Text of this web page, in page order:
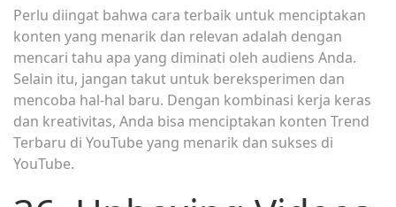
Perlu diingat bahwa cara terbaik untuk menciptakan
konten yang menarik dan relevan adalah dengan
mencari tahu apa yang diminati oleh audiens Anda.
Selain itu, jangan takut untuk bereksperimen dan
mencoba hal-hal baru. Dengan kombinasi kerja keras
dan kreativitas, Anda bisa menciptakan konten Trend
Terbaru di YouTube yang menarik dan sukses di
YouTube.